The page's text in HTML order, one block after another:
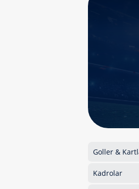
Goller &
Kadrolar